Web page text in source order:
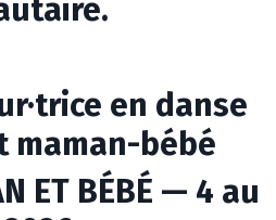
en danse
maman-bébé
ET BÉBÉ — 4 au